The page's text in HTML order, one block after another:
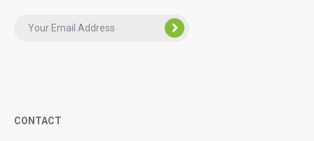
CONTACT